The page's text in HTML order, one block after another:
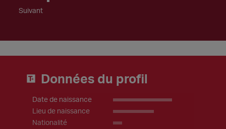
Suivant
Données du profil
Date de naissance _____________
Lieu de naissance _________
Nationalité UE